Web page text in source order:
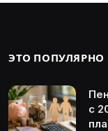
ЭТО ПОПУЛЯРНО
с